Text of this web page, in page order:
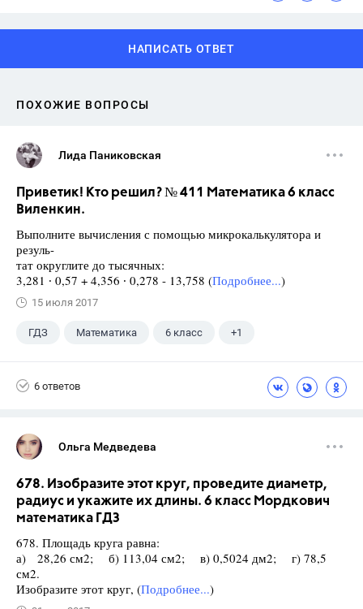
НАПИСАТЬ ОТВЕТ
ПОХОЖИЕ ВОПРОСЫ
Лида Паниковская
Приветик! Кто решил? № 411 Математика 6 класс
Виленкин.
Выполните вычисления с помощью микрокалькулятора и
резуль-
тат округлите до тысячных:
3,281 ∙ 0,57 + 4,356 ∙ 0,278 - 13,758 (Подробнее...)
15 июля 2017
ГДЗ Математика 6 класс +1
6 ответов
Ольга Медведева
678. Изобразите этот круг, проведите диаметр,
радиус и укажите их длины. 6 класс Мордкович
математика ГДЗ
678. Площадь круга равна:
а) 28,26 см2; б) 113,04 см2; в) 0,5024 дм2; г) 78,5
см2.
Изобразите этот круг, (Подробнее...)